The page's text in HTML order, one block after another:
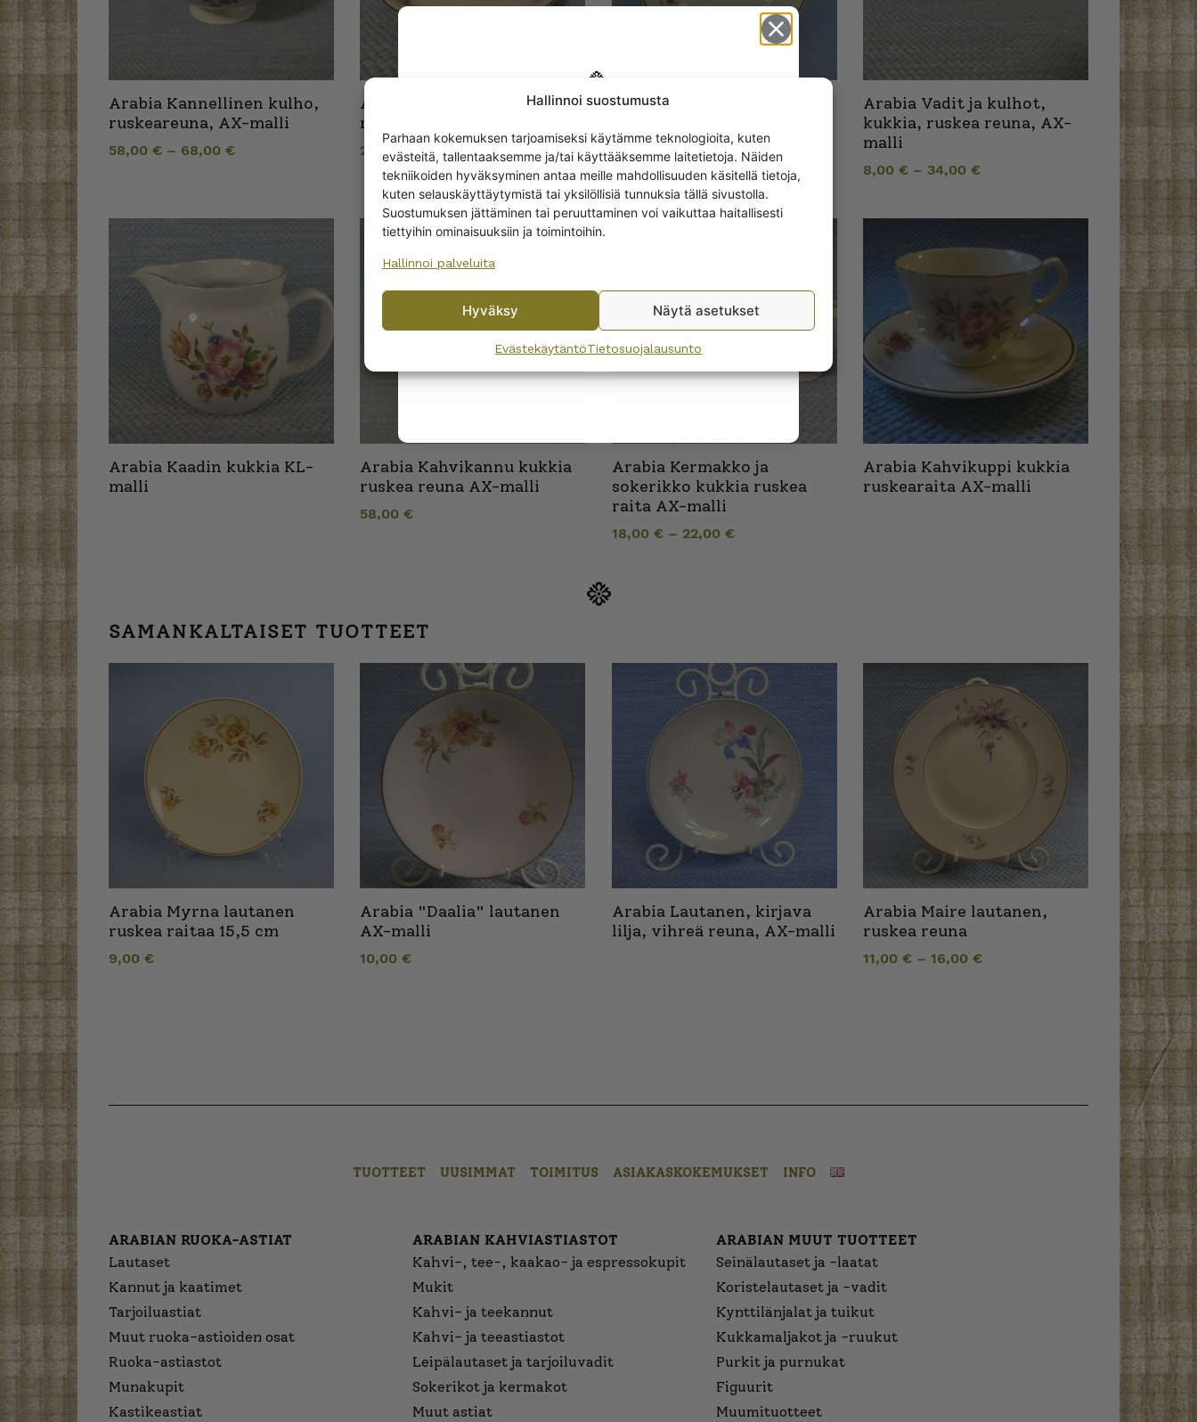
Hallinnoi suostumusta
Parhaan kokemuksen tarjoamiseksi käytämme teknologioita, kuten
evästeitä, tallentaaksemme ja/tai käyttääksemme laitetietoja. Näiden
tekniikoiden hyväksyminen antaa meille mahdollisuuden käsitellä tietoja,
kuten selauskäyttäytymistä tai yksilöllisiä tunnuksia tällä sivustolla.
Suostumuksen jättäminen tai peruuttaminen voi vaikuttaa haitallisesti
tiettyihin ominaisuuksiin ja toimintoihin.
Hallinnoi palveluita
Hyväksy Näytä asetukset
EvästekäytäntöTietosuojalausunto
Arabia Kannellinen kulho,
ruskeareuna, AX-malli
58,00 € – 68,00 €
Arabia Kastikeastia,
ruskeareunainen, AX-malli
24,00€
Arabia Lautaset kukkia
10,00€ –15,00€
Arabia Vadit ja kulhot,
kukkia, ruskea reuna, AX-
malli
8,00 €– 34,00 €
Arabia Kaadin kukkia KL-
malli
Arabia Kahvikannu kukkia
ruskea reuna AX-malli
58,00€
Arabia Kermakko ja
sokerikko kukkia ruskea
raita AX-malli
18,00 €– 22,00 €
Arabia Kahvikuppi kukkia
ruskearaita AX-malli
SAMANKALTAISET TUOTTEET
Arabia Myrna lautanen
ruskea raitaa 15,5 cm
9,00 €
Arabia "Daalia" lautanen
AX-malli
10,00€
Arabia Lautanen, kirjava
lilja, vihreä reuna, AX-malli
Arabia Maire lautanen,
ruskea reuna
11,00 €– 16,00 €
TUOTTEET UUSIMMAT TOIMITUS ASIAKASKOKEMUKSET INFO
ARABIAN RUOKA-ASTIAT
Lautaset
Kannut ja kaatimet
Tarjoiluastiat
Muut ruoka-astioiden osat
Ruoka-astiastot
Munakupit
Kastikeastiat
ARABIAN KAHVIASTIASTOT
Kahvi-, tee-, kaakao- ja espressokupit
Mukit
Kahvi- ja teekannut
Kahvi- ja teeastiastot
Leipälautaset ja tarjoiluvadit
Sokerikot ja kermakot
Muut astiat
ARABIAN MUUT TUOTTEET
Seinälautaset ja -laatat
Koristelautaset ja -vadit
Kynttilänjalat ja tuikut
Kukkamaljakot ja -ruukut
Purkit ja purnukat
Figuurit
Muumituotteet
Get -5%
off?
Yes! I want the discount
By subscribing to the newsletter, you consent to receiving messages from
Wanhojen kuppien and confirm that you have read and accepted